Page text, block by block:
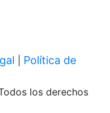
Política de
los derechos